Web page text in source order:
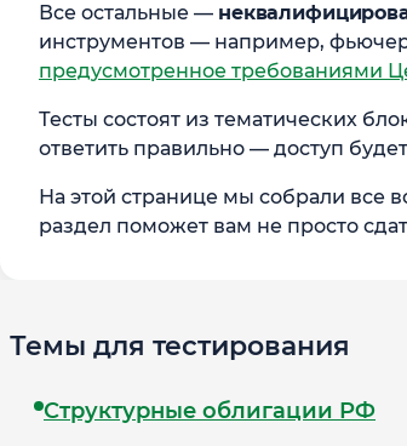
Все остальные —
инструментов — например,
предусмотренное требованиями
Тесты состоят из тематических
ответить правильно — доступ
На этой странице мы собрали все
раздел поможет вам не просто
Темы для тестирования
Структурные облигации РФ